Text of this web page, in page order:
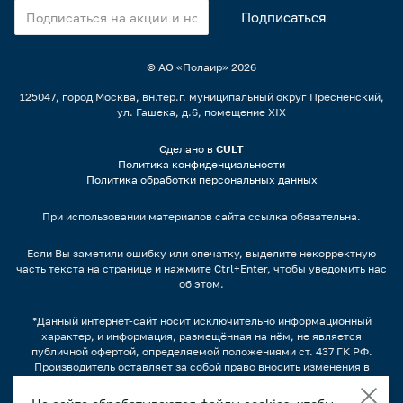
© АО «Полаир» 2026
125047, город Москва, вн.тер.г. муниципальный округ Пресненский,
ул. Гашека, д.6, помещение XIX
Сделано в CULT
Политика конфиденциальности
Политика обработки персональных данных
При использовании материалов сайта ссылка обязательна.
Если Вы заметили ошибку или опечатку, выделите некорректную
часть текста на странице и нажмите Ctrl+Enter, чтобы уведомить нас
об этом.
*Данный интернет-сайт носит исключительно информационный
характер, и информация, размещённая на нём, не является
публичной офертой, определяемой положениями ст. 437 ГК РФ.
Производитель оставляет за собой право вносить изменения в
предварительного уведомления.